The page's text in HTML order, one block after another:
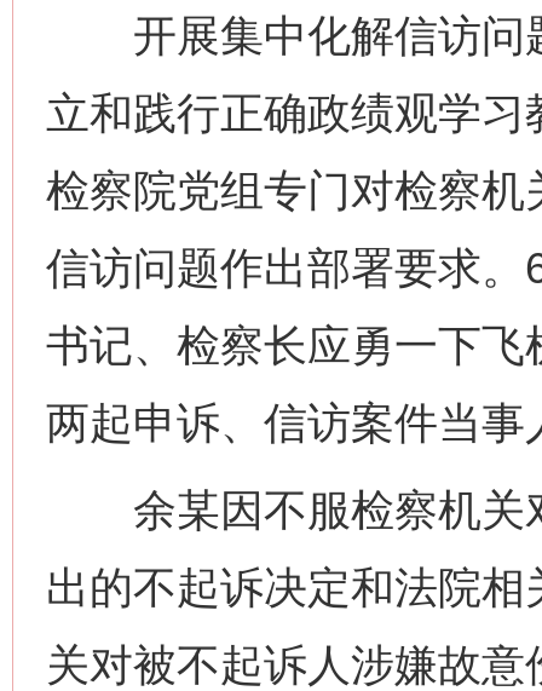
开展集中化解信访问
立和践行正确政绩观学
检察院党组专门对检察
信访问题作出部署要求
书记、检察长应勇一下
两起申诉、信访案件当事
余某因不服检察机关
出的不起诉决定和法院
关对被不起诉人涉嫌故